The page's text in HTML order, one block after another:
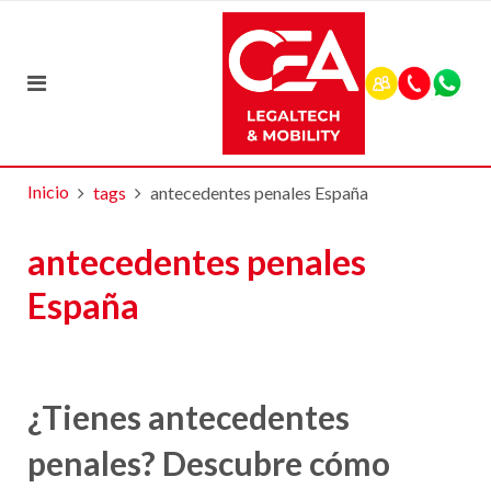
Inicio tags antecedentes penales España
antecedentes penales
España
¿Tienes antecedentes
penales? Descubre cómo